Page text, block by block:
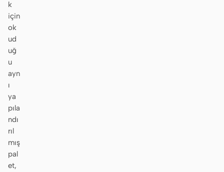
k
için
ok
ud
uğ
u
ayn
ı
ya
pıla
ndı
rıl
mış
pal
et,